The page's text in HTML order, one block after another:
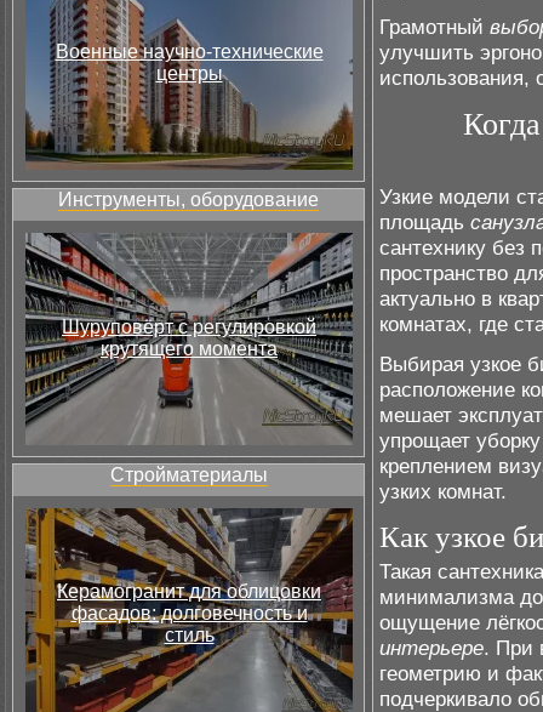
Военные научно-технические
центры
Инструменты, оборудование
Шуруповёрт с регулировкой
крутящего момента
Стройматериалы
Керамогранит для облицовки
фасадов: долговечность и
стиль
Грамотный
улучшить
использования,
Узкие модели
площадь
сантехнику без
пространство
актуально в
комнатах, где
Выбирая узкое
расположение
мешает
упрощает
креплением
узких комнат.
Как узкое
Такая
минимализма
ощущение
интерьере. При
геометрию и
подчеркивало